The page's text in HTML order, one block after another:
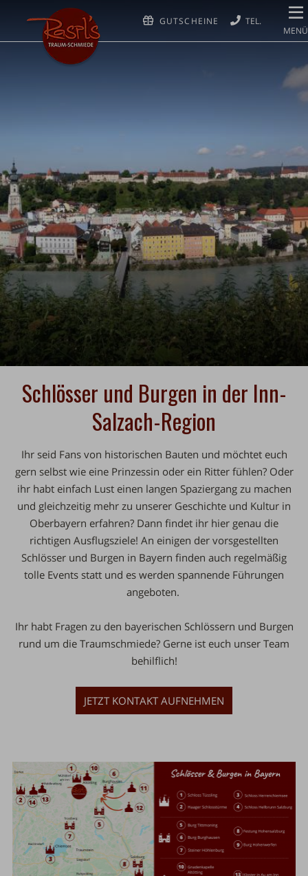
GUTSCHEINE
MENÜ
Schlösser und Burgen in der Inn-
Salzach-Region
Ihr seid Fans von historischen Bauten und möchtet euch
gern selbst wie eine Prinzessin oder ein Ritter fühlen? Oder
ihr habt einfach Lust einen langen Spaziergang zu machen
und gleichzeitig mehr zu unserer Geschichte und Kultur in
Oberbayern erfahren? Dann findet ihr hier genau die
richtigen Ausflugsziele! An einigen der vorsgestellten
Schlösser und Burgen in Bayern finden auch regelmäßig
tolle Events statt und es werden spannende Führungen
angeboten.
Ihr habt Fragen zu den bayerischen Schlössern und Burgen
rund um die Traumschmiede? Gerne ist euch unser Team
behilflich!
JETZT KONTAKT AUFNEHMEN